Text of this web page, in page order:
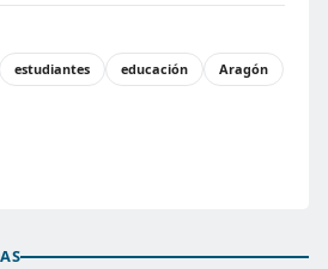
estudiantes educación Aragón